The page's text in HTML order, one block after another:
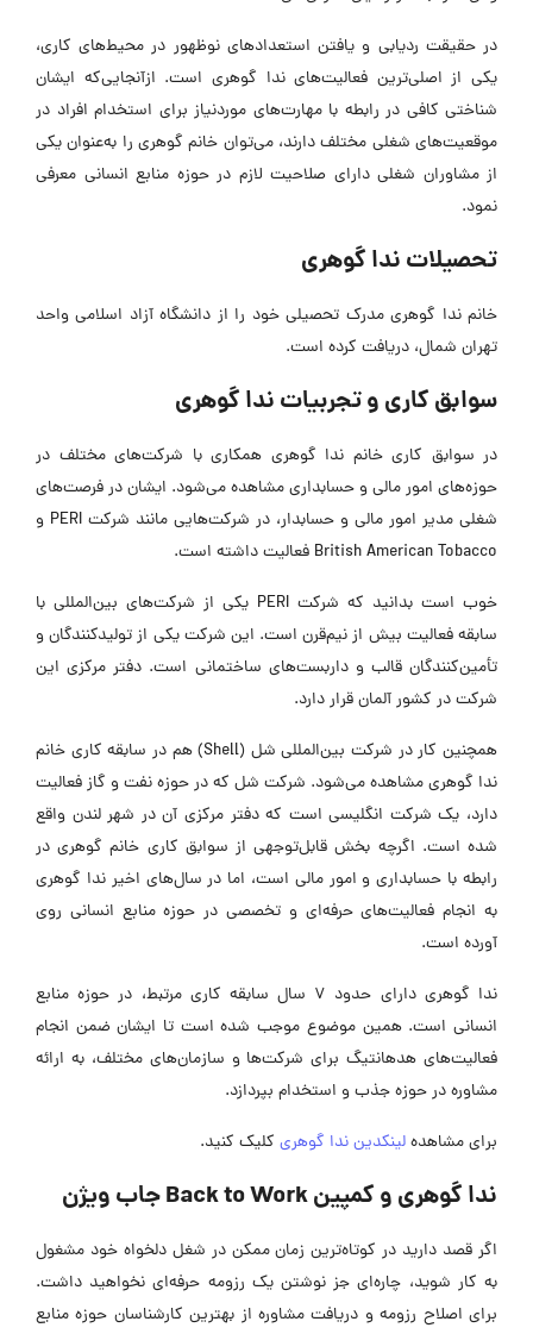
در حقیقت ردیابی و یافتن استعدادهای نوظهور در محیط‌های کاری،
یکی از اصلی‌ترین فعالیت‌های ندا گوهری است. ازآنجایی‌که ایشان
شناختی کافی در رابطه با مهارت‌های موردنیاز برای استخدام افراد در
موقعیت‌های شغلی مختلف دارند، می‌توان خانم گوهری را به‌عنوان یکی
از مشاوران شغلی دارای صلاحیت لازم در حوزه منابع انسانی معرفی
نمود.
تحصیلات ندا گوهری
خانم ندا گوهری مدرک تحصیلی خود را از دانشگاه آزاد اسلامی واحد
تهران شمال، دریافت کرده است.
سوابق کاری و تجربیات ندا گوهری
در سوابق کاری خانم ندا گوهری همکاری با شرکت‌های مختلف در
حوزه‌های امور مالی و حسابداری مشاهده می‌شود. ایشان در فرصت‌های
شغلی مدیر امور مالی و حسابدار، در شرکت‌هایی مانند شرکت PERI و
British American Tobacco‌ فعالیت داشته است.
خوب است بدانید که شرکت PERI یکی از شرکت‌های بین‌المللی با
سابقه فعالیت بیش از نیم‌قرن است. این شرکت یکی از تولیدکنندگان و
تأمین‌کنندگان قالب و داربست‌های ساختمانی است. دفتر مرکزی این
شرکت در کشور آلمان قرار دارد.
همچنین کار در شرکت بین‌المللی شل (Shell) هم در سابقه کاری خانم
ندا گوهری مشاهده می‌شود. شرکت شل که در حوزه نفت و گاز فعالیت
دارد، یک شرکت انگلیسی است که دفتر مرکزی آن در شهر لندن واقع
شده است. اگرچه بخش قابل‌توجهی از سوابق کاری خانم گوهری در
رابطه با حسابداری و امور مالی است، اما در سال‌های اخیر ندا گوهری
به انجام فعالیت‌های حرفه‌ای و تخصصی در حوزه منابع انسانی روی
آورده است.
ندا گوهری دارای حدود 7 سال سابقه کاری مرتبط، در حوزه منابع
انسانی است. همین موضوع موجب شده است تا ایشان ضمن انجام
فعالیت‌های هدهانتیگ برای شرکت‌ها و سازمان‌های مختلف، به ارائه
مشاوره در حوزه جذب و استخدام بپردازد.
برای مشاهدهلینکدین ندا گوهری کلیک کنید.
ندا گوهری و کمپین Back to Work جاب ویژن
اگر قصد دارید در کوتاه‌ترین زمان ممکن در شغل دلخواه خود مشغول
به کار شوید، چاره‌ای جز نوشتن یک رزومه‌ حرفه‌ای نخواهید داشت.
برای اصلاح رزومه و دریافت مشاوره‌ از بهترین کارشناسان حوزه منابع